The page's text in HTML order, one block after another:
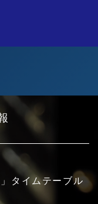
タイムテーブル